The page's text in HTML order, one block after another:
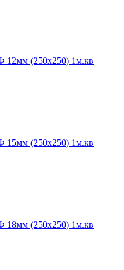
12мм (250х250) 1м.кв
15мм (250х250) 1м.кв
18мм (250х250) 1м.кв